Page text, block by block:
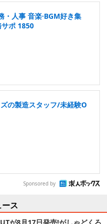
人事 音楽·BGM好き集
ポ 1850
の製造スタッフ/未経験O
Sponsored by
ス
が8月17日発売!がしゃどくろ